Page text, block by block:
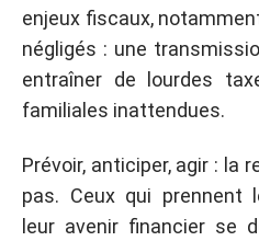
enjeux fiscaux,
négligés : une
entraîner de lourdes
familiales inattendues.
Prévoir, anticiper, agir : la
pas. Ceux qui prennent
leur avenir financier se